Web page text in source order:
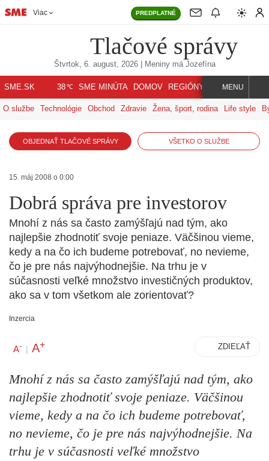
Viac PREDPLATNÉ
Tlačové správy
Štvrtok, 6. august, 2026| Meniny má Jozefína
SME.SK 38℃ SME MINÚTA DOMOV REGIÓNY INDEX SVET
MENU
O službe Technológie Obchod Zdravie Žena, šport, rodina Life style
OBJEDNAŤ TLAČOVÉ SPRÁVY VŠETKO O SLUŽBE
15. máj 2008 o 0:00
Dobrá správa pre investorov
Mnohí z nás sa často zamýšľajú nad tým, ako
najlepšie zhodnotiť svoje peniaze. Väčšinou vieme,
kedy a na čo ich budeme potrebovať, no nevieme,
čo je pre nás najvýhodnejšie. Na trhu je v
súčasnosti veľké množstvo investičných produktov,
ako sa v tom všetkom ale zorientovať?
Inzercia
A- | A+ ZDIEĽAŤ
Mnohí z nás sa často zamýšľajú nad tým, ako
najlepšie zhodnotiť svoje peniaze. Väčšinou
vieme, kedy a na čo ich budeme potrebovať,
no nevieme, čo je pre nás najvýhodnejšie. Na
trhu je v súčasnosti veľké množstvo